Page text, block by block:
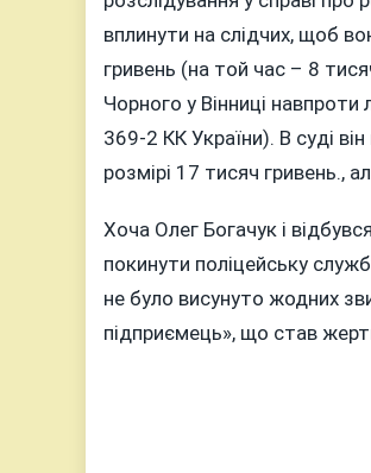
вплинути на слідчих, щоб
гривень (на той час – 8
Чорного у Вінниці
369-2 КК України). В суді
розмірі 17 тисяч гривень.,
Хоча Олег Богачук і
покинути поліцейську
не було висунуто жодних
підприємець», що став